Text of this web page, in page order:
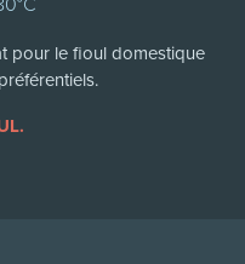
pour le fioul domestique